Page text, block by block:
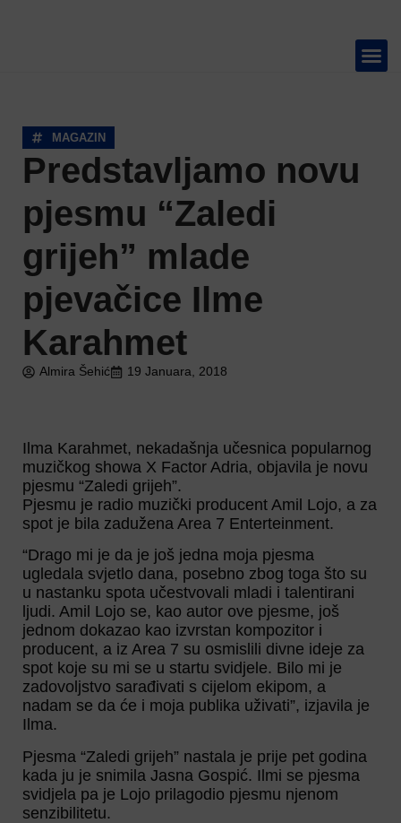
MAGAZIN
Predstavljamo novu
pjesmu “Zaledi
grijeh” mlade
pjevačice Ilme
Karahmet
Almira Šehić 19 Januara, 2018
Ilma Karahmet, nekadašnja učesnica popularnog
muzičkog showa X Factor Adria, objavila je novu
pjesmu “Zaledi grijeh”.
Pjesmu je radio muzički producent Amil Lojo, a za
spot je bila zadužena Area 7 Enterteinment.
“Drago mi je da je još jedna moja pjesma
ugledala svjetlo dana, posebno zbog toga što su
u nastanku spota učestvovali mladi i talentirani
ljudi. Amil Lojo se, kao autor ove pjesme, još
jednom dokazao kao izvrstan kompozitor i
producent, a iz Area 7 su osmislili divne ideje za
spot koje su mi se u startu svidjele. Bilo mi je
zadovoljstvo sarađivati s cijelom ekipom, a
nadam se da će i moja publika uživati”, izjavila je
Ilma.
Pjesma “Zaledi grijeh” nastala je prije pet godina
kada ju je snimila Jasna Gospić. Ilmi se pjesma
svidjela pa je Lojo prilagodio pjesmu njenom
senzibilitetu.